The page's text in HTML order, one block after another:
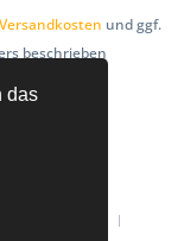
das
Versandkosten und ggf.
beschrieben